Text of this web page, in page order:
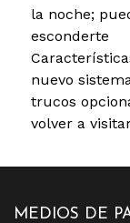
la noche;
esconderte
nuevo
trucos
volver a
MEDIOS DE